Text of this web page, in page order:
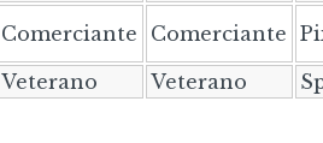
Comerciante Comerciante
Veterano Veterano